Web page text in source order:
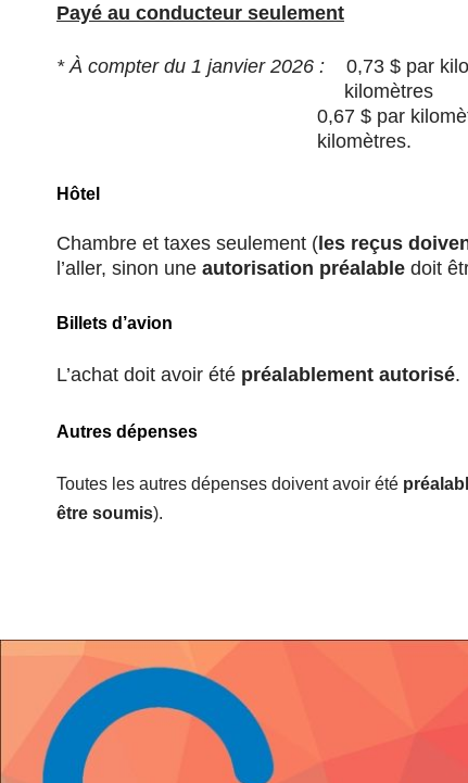
Payé au conducteur seulement
* À compter du 1 janvier 2026 : 0,73 $ par
kilomètres
0,67 $ par
kilomètres.
Hôtel
Chambre et taxes seulement (les reçus
l’aller, sinon une autorisation préalable doit
Billets d’avion
L’achat doit avoir été préalablement autorisé.
Autres dépenses
Toutes les autres dépenses doivent avoir été
être soumis).